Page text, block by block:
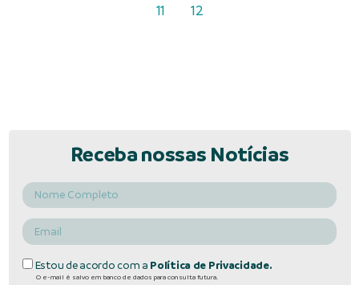
11 12
Receba nossas Notícias
Estou de acordo com a Política de Privacidade.
O e-mail é salvo em banco de dados para consulta futura.